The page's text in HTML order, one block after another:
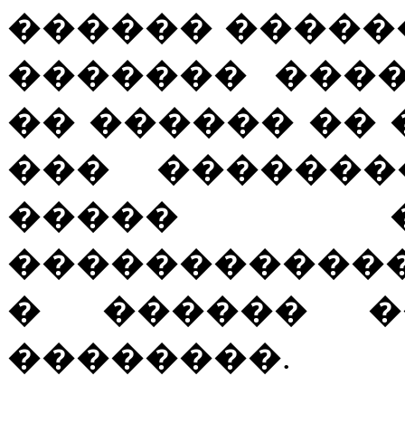
������
�������
�� ������ ��
���
�����
� ������
��������.